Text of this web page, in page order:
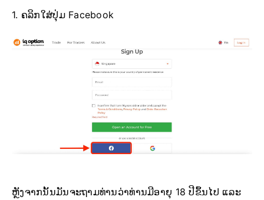
1. ຄລິກໃສ່ປຸ່ມ Facebook
ຫຼັງຈາກນັ້ນມັນຈະຖາມທ່ານວ່າທ່ານມີອາຍຸ 18 ປີຂຶ້ນໄປ ແລະ